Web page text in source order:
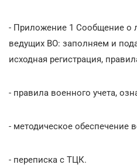
- Приложение 1 Сообщение о
ведущих ВО: заполняем и
исходная регистрация,
- правила военного учета,
- методическое обеспечение
- переписка с ТЦК.